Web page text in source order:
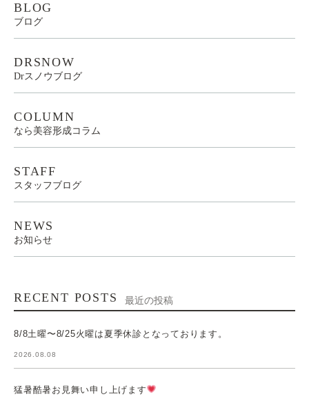
BLOG
ブログ
DRSNOW
Drスノウブログ
COLUMN
なら美容形成コラム
STAFF
スタッフブログ
NEWS
お知らせ
RECENT POSTS 最近の投稿
8/8土曜〜8/25火曜は夏季休診となっております。
2026.08.08
猛暑酷暑お見舞い申し上げます